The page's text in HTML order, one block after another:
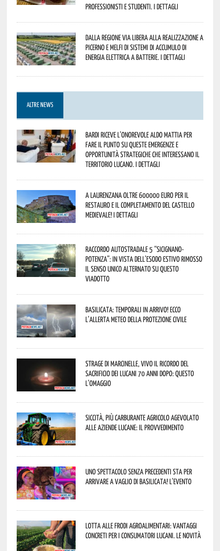
professionisti e studenti. I dettagli
Dalla Regione via libera alla realizzazione a
Picerno e Melfi di sistemi di accumulo di
energia elettrica a batterie. I dettagli
ALTRE NEWS
Bardi riceve l’onorevole Aldo Mattia per
fare il punto su queste emergenze e
opportunità strategiche che interessano il
territorio lucano. I dettagli
A Laurenzana oltre 600000 euro per il
restauro e il completamento del Castello
Medievale! I dettagli
Raccordo Autostradale 5 “Sicignano-
Potenza”: in vista dell’esodo estivo rimosso
il senso unico alternato su questo
viadotto
Basilicata: temporali in arrivo! Ecco
l’allerta meteo della Protezione civile
Strage di Marcinelle, vivo il ricordo del
sacrificio dei lucani 70 anni dopo: questo
l’omaggio
Siccità, più carburante agricolo agevolato
alle aziende lucane: il provvedimento
Uno spettacolo senza precedenti sta per
arrivare a Vaglio di Basilicata! L’evento
Lotta alle frodi agroalimentari: vantaggi
concreti per i consumatori lucani. Le novità